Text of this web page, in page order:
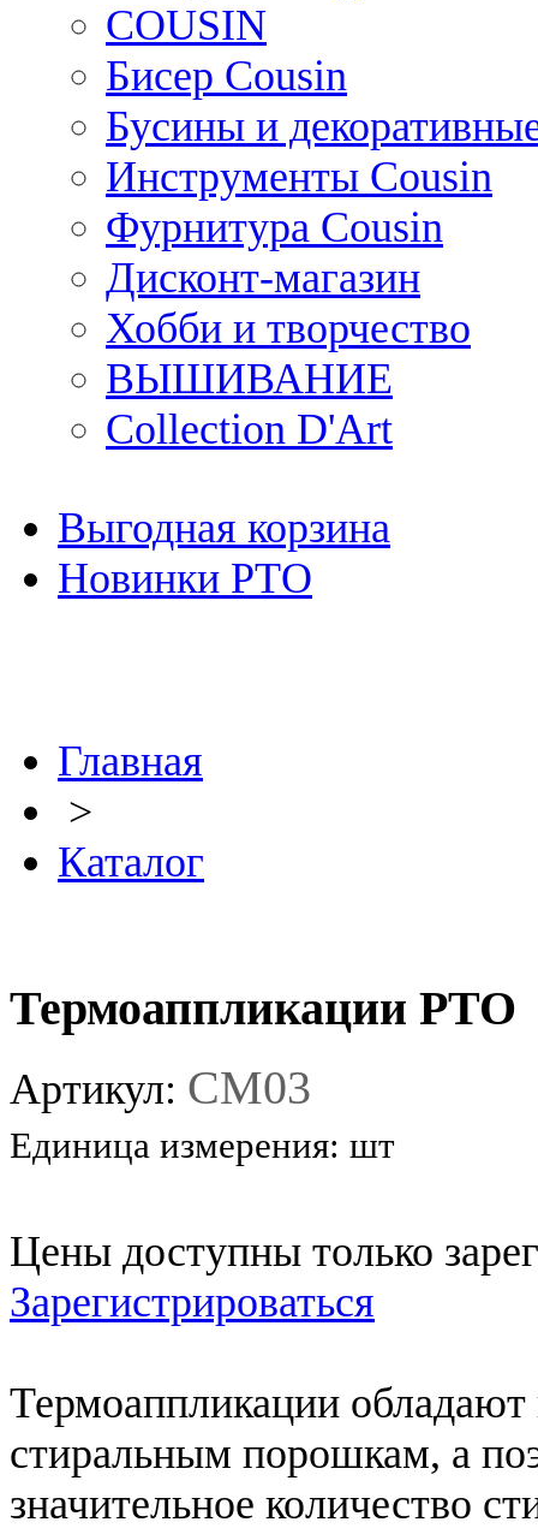
COUSIN
Бисер Cousin
Бусины и
Инструменты Cousin
Фурнитура Cousin
Дисконт-магазин
Хобби и творчество
ВЫШИВАНИЕ
Collection D'Art
Выгодная корзина
Новинки РТО
Главная
>
Каталог
Термоаппликации РТО
Артикул: СМ03
Единица измерения: шт
Цены доступны только
Зарегистрироваться
Термоаппликации
стиральным порошкам, а
значительное количество